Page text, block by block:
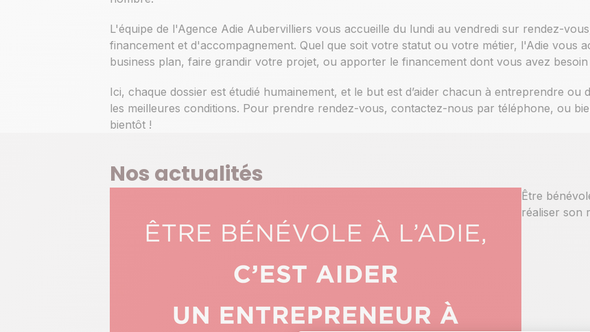
L'équipe de l'Agence Adie Aubervilliers vous accueille du lundi au vendredi sur rendez-
financement et d'accompagnement. Quel que soit votre statut ou votre métier, l'Adie vous
business plan, faire grandir votre projet, ou apporter le financement dont vous avez
Ici, chaque dossier est étudié humainement, et le but est d’aider chacun à entreprendre
les meilleures conditions. Pour prendre rendez-vous, contactez-nous par téléphone, ou
bientôt !
Nos actualités
Être
réaliser son